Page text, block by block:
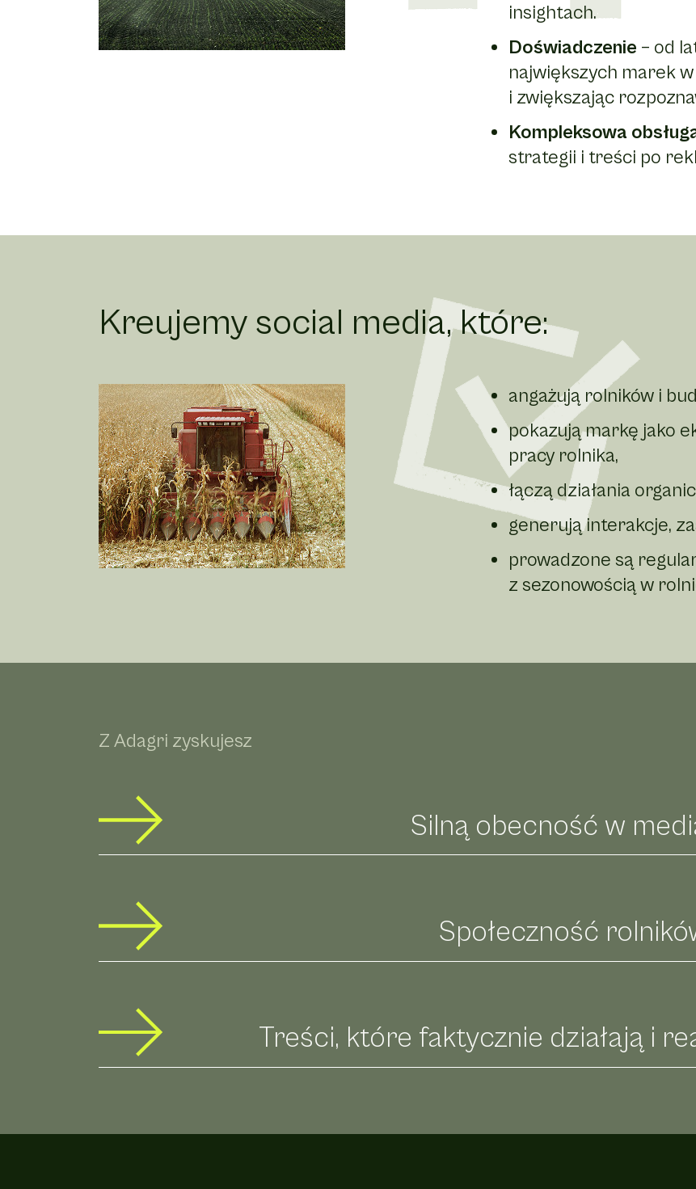
insightach.
Doświadczenie – od
największych marek
i zwiększając
Kompleksowa
strategii i treści po
Kreujemy social media, które:
angażują rolników i
pokazują markę jako
pracy rolnika,
łączą działania
generują interakcje,
prowadzone są
z sezonowością w
Z Adagri zyskujesz
Silną obecność w
Społeczność
Treści, które faktycznie działają i